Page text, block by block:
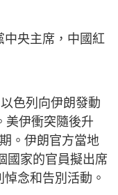
中央主席，中國紅
色列向伊朗發動
美伊衝突隨後升
。伊朗官方當地
國家的官員擬出席
念和告別活動。